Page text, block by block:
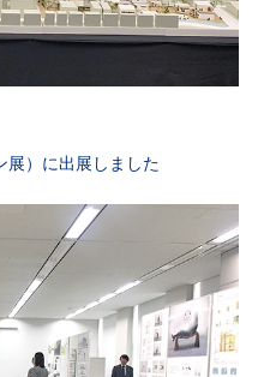
展）に出展しました